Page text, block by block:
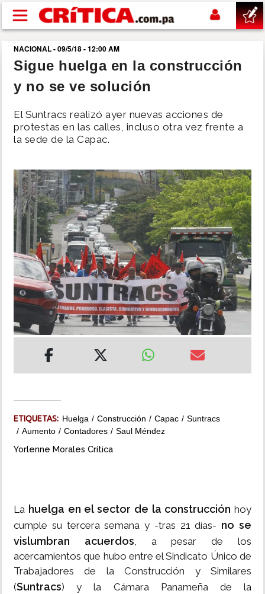
Pasar al contenido principal
buscar
SUCESOS
NACIONAL
SHOW
DEPORTES
MUNDO
INSÓLITAS
MULTIMEDIA
IMPRESO
NACIONAL - 09/5/18 - 12:00 AM
Sigue huelga en la construcción
y no se ve solución
El Suntracs realizó ayer nuevas acciones de
protestas en las calles, incluso otra vez frente a
la sede de la Capac.
ETIQUETAS: Huelga Construcción Capac
Suntracs
Aumento
Contadores Saul Méndez
Yorlenne Morales Crítica
La huelga en el sector de la construcción hoy
cumple su tercera semana y -tras 21 días- no se
vislumbran acuerdos, a pesar de los
acercamientos que hubo entre el Sindicato Único de
Trabajadores de la Construcción y Similares
(Suntracs) y la Cámara Panameña de la